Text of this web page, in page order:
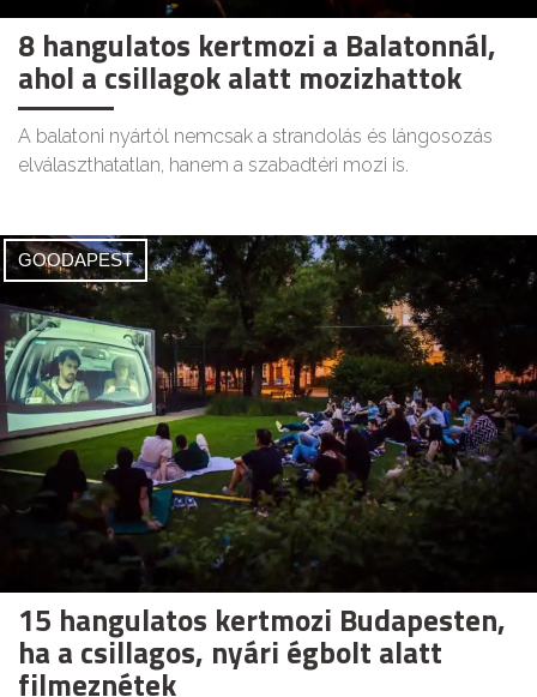
8 hangulatos kertmozi a Balatonnál,
ahol a csillagok alatt mozizhattok
A balatoni nyártól nemcsak a strandolás és lángosozás
elválaszthatatlan, hanem a szabadtéri mozi is.
GOODAPEST
15 hangulatos kertmozi Budapesten,
ha a csillagos, nyári égbolt alatt
filmeznétek